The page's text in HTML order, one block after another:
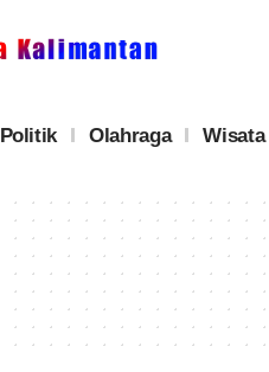
Politik Olahraga Wisata